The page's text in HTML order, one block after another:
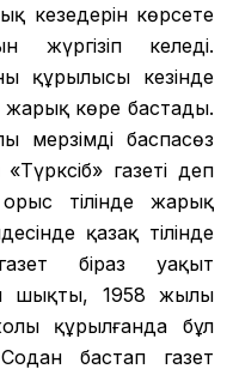
кезеңдерін көрсете
жүргізіп келеді.
құрылысы кезінде
көре бастады.
мерзімді баспасөз
газеті деп
тілінде жарық
қазақ тілінде
біраз уақыт
шықты, 1958 жылы
құрылғанда бұл
бастап газет